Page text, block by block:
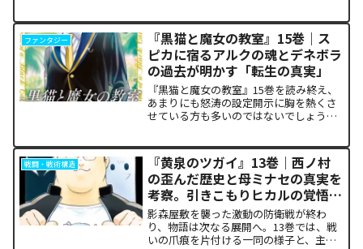
ち塞がります。彼が主張する「狂気の平
和論」と四谷友助たち...
ファンタジー
『黒猫と魔女の教室』15巻｜ス
ピカに宿るアルクの魂とデネボラ
の過去が明かす「転生の真実」
『黒猫と魔女の教室』15巻を読み終え、
あまりにも怒涛の設定開示に胸を熱くさ
せている方も多いのではないでしょう
ドの裏側で、本作最大のミステリーであ
った「アルクの正体」と...
戦闘・戦術構造
『黄泉のツガイ』13巻｜西ノ村
の歪んだ歴史と母ミナセの真実を
考察。引きこもりヒカルの覚悟に
震える理由
影森屋敷を襲った激動の防衛戦が終わ
り、物語は次なる展開へ。13巻では、戦
いの爪痕を片付ける一同の様子と、主人